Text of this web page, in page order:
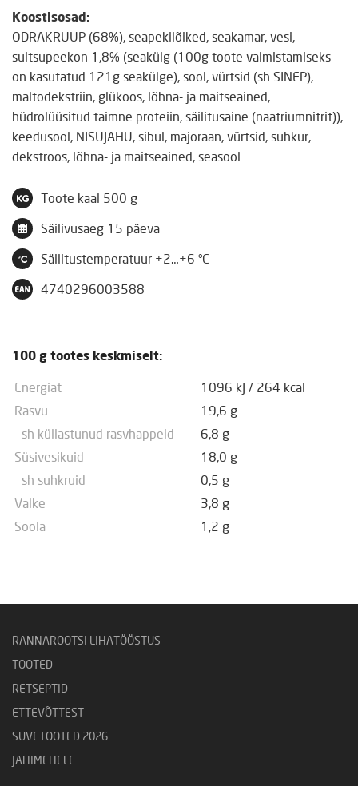
Koostisosad:
ODRAKRUUP (68%), seapekilõiked, seakamar, vesi,
suitsupeekon 1,8% (seakülg (100g toote valmistamiseks
on kasutatud 121g seakülge), sool, vürtsid (sh SINEP),
maltodekstriin, glükoos, lõhna- ja maitseained,
hüdrolüüsitud taimne proteiin, säilitusaine (naatriumnitrit)),
keedusool, NISUJAHU, sibul, majoraan, vürtsid, suhkur,
dekstroos, lõhna- ja maitseained, seasool
Toote kaal 500 g
Säilivusaeg 15 päeva
Säilitustemperatuur +2…+6 °C
4740296003588
100 g tootes keskmiselt:
Energiat 1096 kJ / 264 kcal
Rasvu
19,6 g
sh küllastunud rasvhappeid
6,8 g
Süsivesikuid
18,0 g
sh suhkruid
0,5 g
Valke
3,8 g
Soola
1,2 g
RANNAROOTSI LIHATÖÖSTUS
TOOTED
RETSEPTID
ETTEVÕTTEST
SUVETOOTED 2026
JAHIMEHELE